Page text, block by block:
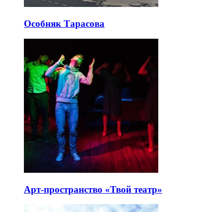
Особняк Тарасова
Арт-пространство «Твой театр»